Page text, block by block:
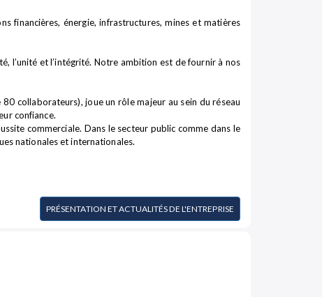
financières, énergie, infrastructures, mines et matières
l’unité et l’intégrité. Notre ambition est de fournir à nos
collaborateurs), joue un rôle majeur au sein du réseau
confiance.
commerciale. Dans le secteur public comme dans le
nationales et internationales.
PRÉSENTATION ET ACTUALITÉS DE L'ENTREPRISE